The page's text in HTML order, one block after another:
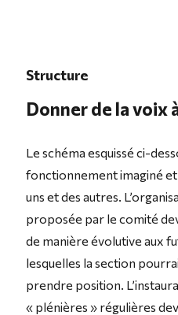
Structure
Donner de la voix
Le schéma esquissé ci-
fonctionnement imaginé
uns et des autres.
proposée par le comité
de manière évolutive aux
lesquelles la section
prendre position.
« plénières » régulières